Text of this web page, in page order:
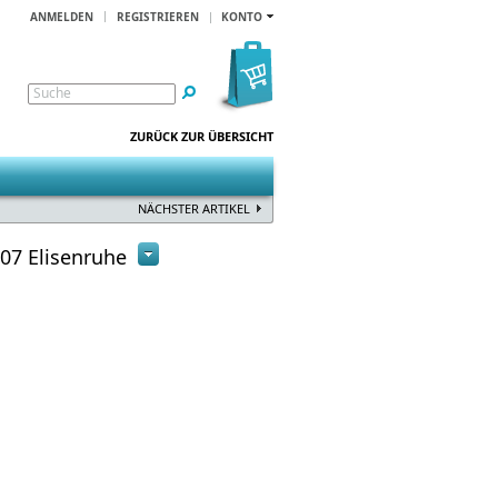
KONTO
ANMELDEN REGISTRIEREN
Suche
ZURÜCK ZUR ÜBERSICHT
NÄCHSTER ARTIKEL
Elisenruhe